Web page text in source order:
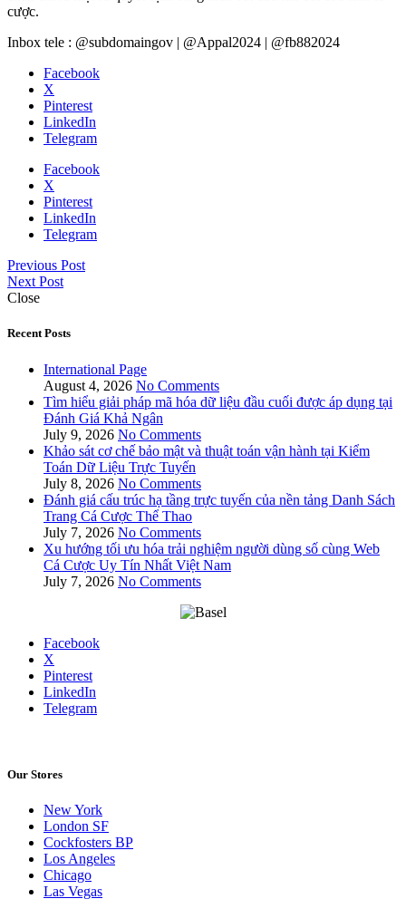
cược.
Inbox tele : @subdomaingov | @Appal2024 | @fb882024
Facebook
X
Pinterest
LinkedIn
Telegram
Facebook
X
Pinterest
LinkedIn
Telegram
Previous Post
Next Post
Close
Recent Posts
International Page
August 4, 2026 No Comments
Tìm hiểu giải pháp mã hóa dữ liệu đầu cuối được áp dụng tại
Đánh Giá Khả Ngân
July 9, 2026 No Comments
Khảo sát cơ chế bảo mật và thuật toán vận hành tại Kiểm
Toán Dữ Liệu Trực Tuyến
July 8, 2026 No Comments
Đánh giá cấu trúc hạ tầng trực tuyến của nền tảng Danh Sách
Trang Cá Cược Thể Thao
July 7, 2026 No Comments
Xu hướng tối ưu hóa trải nghiệm người dùng số cùng Web
Cá Cược Uy Tín Nhất Việt Nam
July 7, 2026 No Comments
Facebook
X
Pinterest
LinkedIn
Telegram
Our Stores
New York
London SF
Cockfosters BP
Los Angeles
Chicago
Las Vegas